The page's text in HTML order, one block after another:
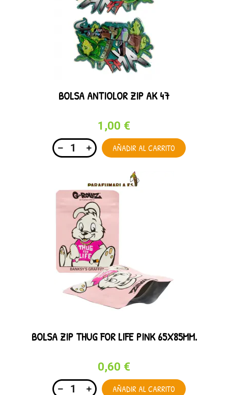
BOLSA ANTIOLOR ZIP AK 47
1,00 €
AÑADIR AL CARRITO
BOLSA ZIP THUG FOR LIFE PINK 65X85MM.
0,60 €
AÑADIR AL CARRITO